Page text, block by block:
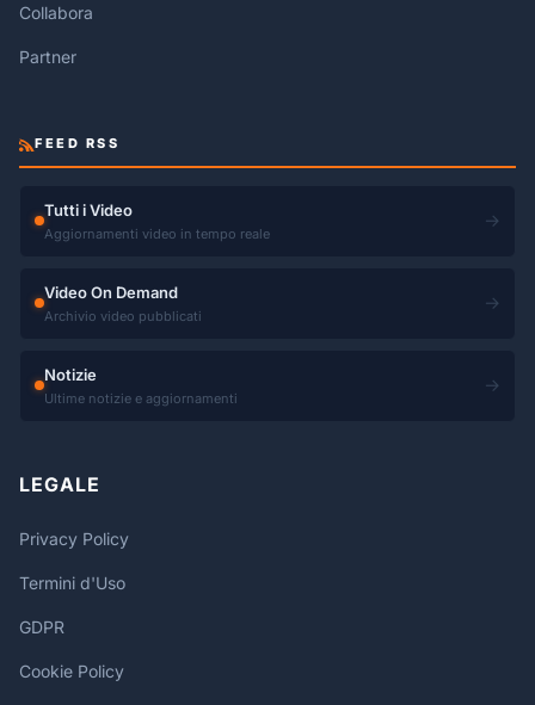
Collabora
Partner
FEED RSS
Tutti i Video
Aggiornamenti video in tempo reale
→
Video On Demand
Archivio video pubblicati
→
Notizie
Ultime notizie e aggiornamenti
→
LEGALE
Privacy Policy
Termini d'Uso
GDPR
Cookie Policy